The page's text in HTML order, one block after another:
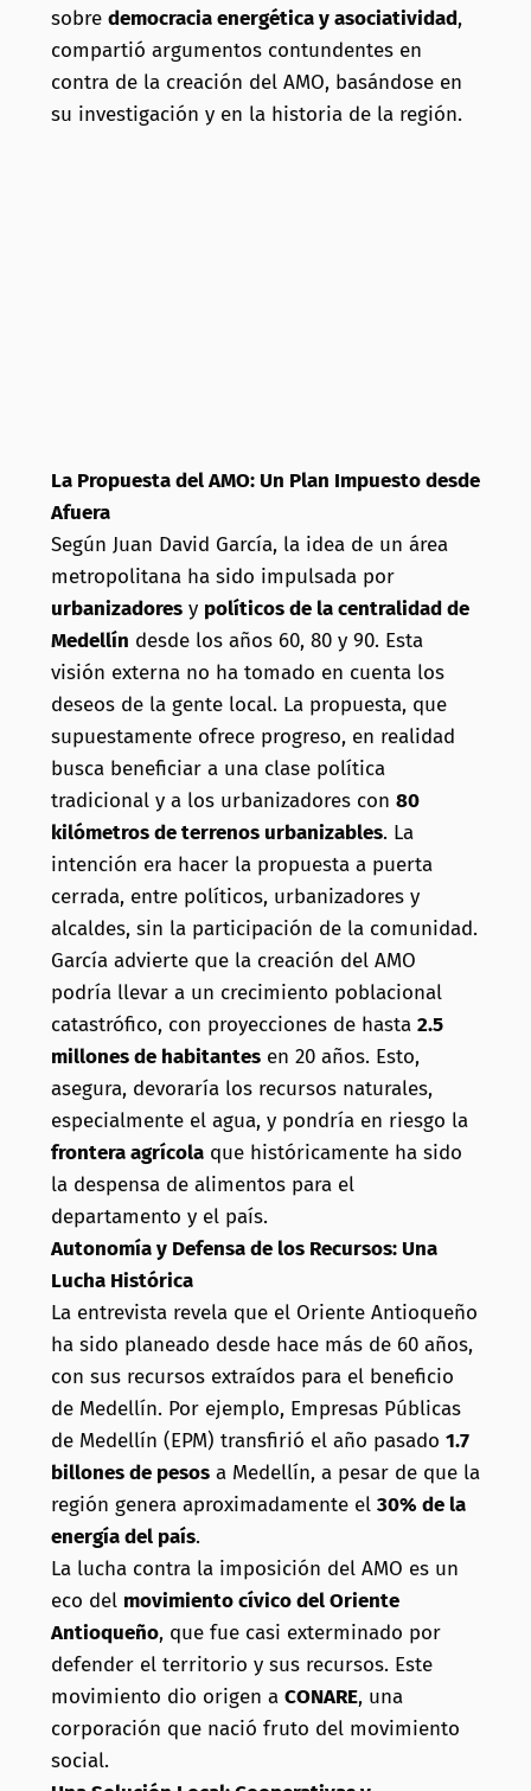
sobre democracia energética y asociatividad,
compartió argumentos contundentes en
contra de la creación del AMO, basándose en
su investigación y en la historia de la región.
La Propuesta del AMO: Un Plan Impuesto desde
Afuera
Según Juan David García, la idea de un área
metropolitana ha sido impulsada por
urbanizadoresy políticos de la centralidad de
Medellín desde los años 60, 80 y 90. Esta
visión externa no ha tomado en cuenta los
deseos de la gente local. La propuesta, que
supuestamente ofrece progreso, en realidad
busca beneficiar a una clase política
tradicional y a los urbanizadores con 80
kilómetros de terrenos urbanizables. La
intención era hacer la propuesta a puerta
cerrada, entre políticos, urbanizadores y
alcaldes, sin la participación de la comunidad.
García advierte que la creación del AMO
podría llevar a un crecimiento poblacional
catastrófico, con proyecciones de hasta 2.5
millones de habitantesen 20 años. Esto,
asegura, devoraría los recursos naturales,
especialmente el agua, y pondría en riesgo la
frontera agrícolaque históricamente ha sido
la despensa de alimentos para el
departamento y el país.
Autonomía y Defensa de los Recursos: Una
Lucha Histórica
La entrevista revela que el Oriente Antioqueño
ha sido planeado desde hace más de 60 años,
con sus recursos extraídos para el beneficio
de Medellín. Por ejemplo, Empresas Públicas
de Medellín (EPM) transfirió el año pasado 1.7
billones de pesosa Medellín, a pesar de que la
región genera aproximadamente el 30% de la
energía del país.
La lucha contra la imposición del AMO es un
eco del movimiento cívico del Oriente
Antioqueño, que fue casi exterminado por
defender el territorio y sus recursos. Este
movimiento dio origen a CONARE, una
corporación que nació fruto del movimiento
social.